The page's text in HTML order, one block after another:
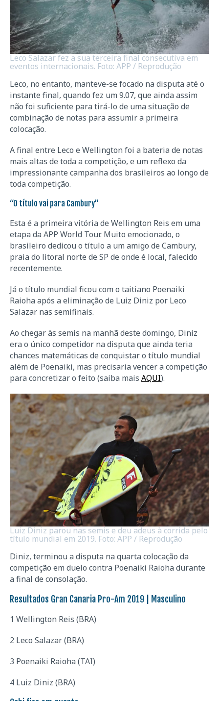
Leco Salazar fez a sua terceira final consecutiva em
eventos internacionais. Foto: APP / Reprodução
Leco, no entanto, manteve-se focado na disputa até o
instante final, quando fez um 9.07, que ainda assim
não foi suficiente para tirá-lo de uma situação de
combinação de notas para assumir a primeira
colocação.
A final entre Leco e Wellington foi a bateria de notas
mais altas de toda a competição, e um reflexo da
impressionante campanha dos brasileiros ao longo de
toda competição.
“O título vai para Cambury”
Esta é a primeira vitória de Wellington Reis em uma
etapa da APP World Tour. Muito emocionado, o
brasileiro dedicou o título a um amigo de Cambury,
praia do litoral norte de SP de onde é local, falecido
recentemente.
Já o título mundial ficou com o taitiano Poenaiki
Raioha após a eliminação de Luiz Diniz por Leco
Salazar nas semifinais.
Ao chegar às semis na manhã deste domingo, Diniz
era o único competidor na disputa que ainda teria
chances matemáticas de conquistar o título mundial
além de Poenaiki, mas precisaria vencer a competição
para concretizar o feito (saiba mais AQUI).
Luiz Diniz parou nas semis e deu adeus à corrida pelo
título mundial em 2019. Foto: APP / Reprodução
Diniz, terminou a disputa na quarta colocação da
competição em duelo contra Poenaiki Raioha durante
a final de consolação.
Resultados Gran Canaria Pro-Am 2019 | Masculino
1 Wellington Reis (BRA)
2 Leco Salazar (BRA)
3 Poenaiki Raioha (TAI)
4 Luiz Diniz (BRA)